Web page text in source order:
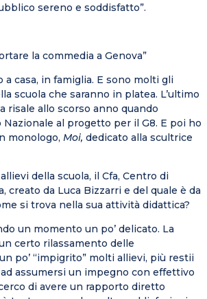
sereno e soddisfatto”.
la commedia a Genova”
a casa, in famiglia. E sono molti gli
scuola che saranno in platea. L’ultimo
risale allo scorso anno quando
al progetto per il G8. E poi ho
monologo, Moi, dedicato alla scultrice
della scuola, il Cfa, Centro di
creato da Luca Bizzarri e del quale è da
si trova nella sua attività didattica?
un momento un po’ delicato. La
certo rilassamento delle
po’ “impigrito” molti allievi, più restii
assumersi un impegno con effettivo
di avere un rapporto diretto